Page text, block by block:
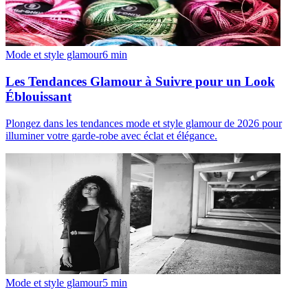
Mode et style glamour6 min
Les Tendances Glamour à Suivre pour un Look
Éblouissant
Plongez dans les tendances mode et style glamour de 2026 pour
illuminer votre garde-robe avec éclat et élégance.
Mode et style glamour5 min